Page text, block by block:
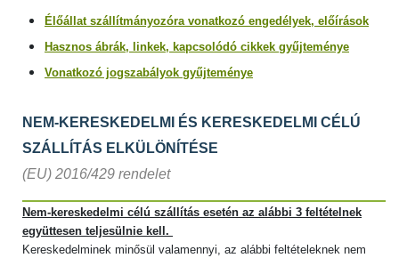
Élőállat szállítmányozóra vonatkozó engedélyek, előírások
Hasznos ábrák, linkek, kapcsolódó cikkek gyűjteménye
Vonatkozó jogszabályok gyűjteménye
NEM-KERESKEDELMI ÉS KERESKEDELMI CÉLÚ
SZÁLLÍTÁS ELKÜLÖNÍTÉSE
(EU) 2016/429 rendelet
Nem-kereskedelmi célú szállítás esetén az alábbi 3 feltételnek
együttesen teljesülnie kell.
Kereskedelminek minősül valamennyi, az alábbi feltételeknek nem